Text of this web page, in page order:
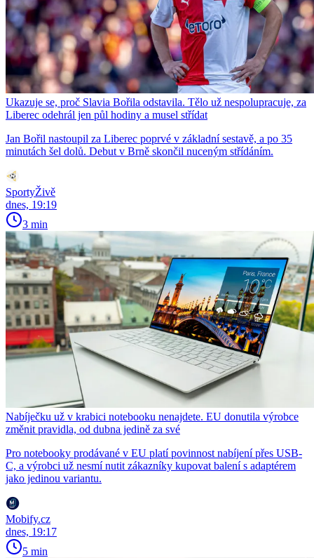
Ukazuje se, proč Slavia Bořila odstavila. Tělo už nespolupracuje, za
Liberec odehrál jen půl hodiny a musel střídat
Jan Bořil nastoupil za Liberec poprvé v základní sestavě, a po 35
minutách šel dolů. Debut v Brně skončil nuceným střídáním.
SportyŽivě
dnes, 19:19
3 min
Nabíječku už v krabici notebooku nenajdete. EU donutila výrobce
změnit pravidla, od dubna jedině za své
Pro notebooky prodávané v EU platí povinnost nabíjení přes USB-
C, a výrobci už nesmí nutit zákazníky kupovat balení s adaptérem
jako jedinou variantu.
Mobify.cz
dnes, 19:17
5 min